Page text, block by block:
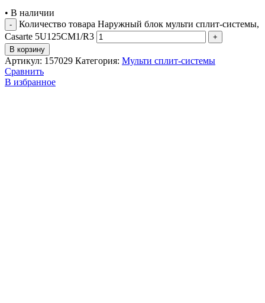
• В наличии
Количество товара Наружный блок мульти сплит-системы,
Casarte 5U125CM1/R3
В корзину
Артикул: 157029 Категория: Мульти сплит-системы
Сравнить
В избранное